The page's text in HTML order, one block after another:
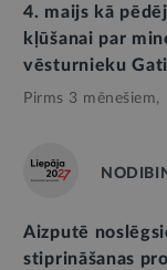
4. maijs kā
kļūšanai par
vēsturnieku
Pirms 3 mēnešiem,
Aizputē
stiprināšanas